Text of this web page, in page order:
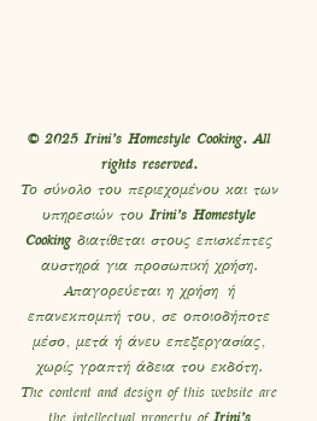
© 2025 Irini’s Homestyle Cooking. All
rights reserved.
Το σύνολο του περιεχομένου και των
υπηρεσιών τουIrini’s Homestyle
Cookingδιατίθεται στους επισκέπτες
αυστηρά για προσωπική χρήση.
Απαγορεύεται η χρήση ή
επανεκπομπή του, σε οποιοδήποτε
μέσο, μετά ή άνευ επεξεργασίας,
χωρίς γραπτή άδεια του εκδότη.
The content and design of this website are